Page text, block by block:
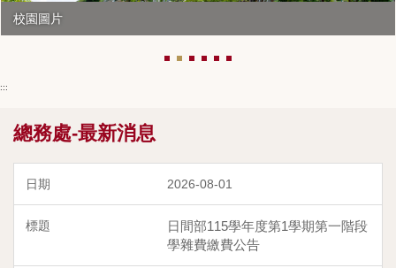
校園圖片
:::
總務處-最新消息
2026-08-01
日間部115學年度第1學期第一階段
學雜費繳費公告